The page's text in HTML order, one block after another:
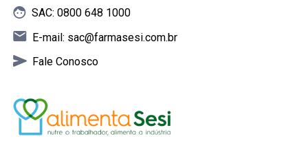
SAC: 0800 648 1000
E-mail: sac@farmasesi.com.br
Fale Conosco